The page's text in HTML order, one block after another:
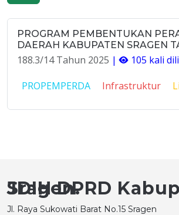
PROGRAM PEMBENTUKAN
DAERAH KABUPATEN SRAGEN
188.3/14 Tahun 2025 |
105 kali
PROPEMPERDA
Infrastruktur
JDIH DPRD Kabupaten Sragen.
Jl. Raya Sukowati Barat No.15 Sragen